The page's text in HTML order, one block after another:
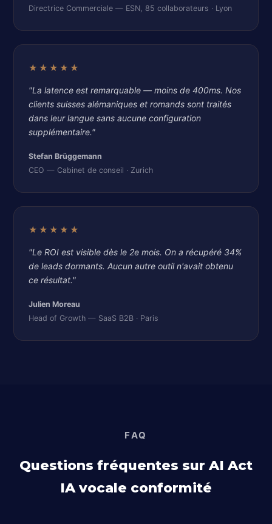
Directrice Commerciale — ESN, 85 collaborateurs · Lyon
★★★★★
"La latence est remarquable — moins de 400ms. Nos
clients suisses alémaniques et romands sont traités
dans leur langue sans aucune configuration
supplémentaire."
Stefan Brüggemann
CEO — Cabinet de conseil · Zurich
★★★★★
"Le ROI est visible dès le 2e mois. On a récupéré 34%
de leads dormants. Aucun autre outil n'avait obtenu
ce résultat."
Julien Moreau
Head of Growth — SaaS B2B · Paris
FAQ
Questions fréquentes sur AI Act
IA vocale conformité